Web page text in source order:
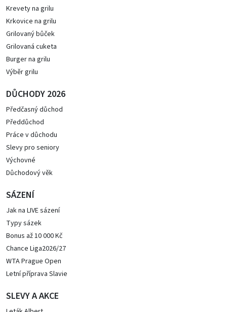
Krevety na grilu
Krkovice na grilu
Grilovaný bůček
Grilovaná cuketa
Burger na grilu
Výběr grilu
DŮCHODY 2026
Předčasný důchod
Předdůchod
Práce v důchodu
Slevy pro seniory
Výchovné
Důchodový věk
SÁZENÍ
Jak na LIVE sázení
Typy sázek
Bonus až 10 000 Kč
Chance Liga2026/27
WTA Prague Open
Letní příprava Slavie
SLEVY A AKCE